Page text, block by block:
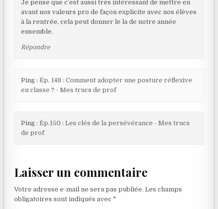
Je pense que c’est aussi très intéressant de mettre en
avant nos valeurs pro de façon explicite avec nos élèves
à la rentrée, cela peut donner le la de notre année
ensemble.
Répondre
Ping :Ép. 148 : Comment adopter une posture réflexive
en classe ? - Mes trucs de prof
Ping :Ép.150 : Les clés de la persévérance - Mes trucs
de prof
Laisser un commentaire
Votre adresse e-mail ne sera pas publiée. Les champs
obligatoires sont indiqués avec *